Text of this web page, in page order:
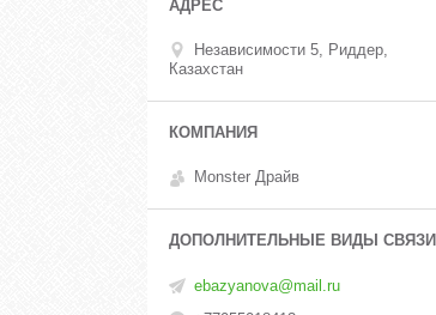
Независимости 5, Риддер,
Казахстан
Monster Драйв
ebazyanova@mail.ru